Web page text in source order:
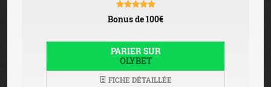
Bonus de 100€
PARIER SUR
OLYBET
FICHE DÉTAILLÉE